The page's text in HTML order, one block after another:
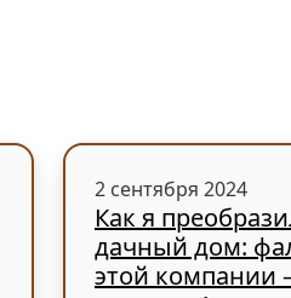
2 сентября 2024
Как я
дачный дом:
этой компании